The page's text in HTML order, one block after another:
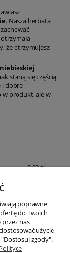
. Nasza herbata
że otrzymujesz
staną się częścią
i dobre
w produkt, ale w
8,99 zł
0,00 zł
poprawne
do Twoich
nas
użycie
zgody".